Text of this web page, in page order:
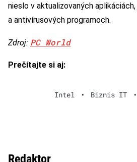
nieslo v aktualizovaných
a antivírusových programoch.
Zdroj: PC World
Prečítajte si aj:
Intel • Biznis IT •
Redaktor